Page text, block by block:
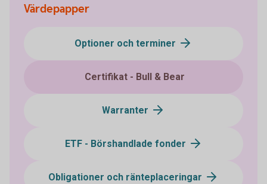
Värdepapper
Optioner och terminer
Certifikat - Bull & Bear
Warranter
ETF - Börshandlade fonder
Obligationer och ränteplaceringar